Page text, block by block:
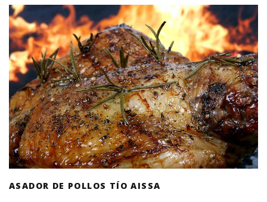
ASADOR DE POLLOS TÍO AISSA